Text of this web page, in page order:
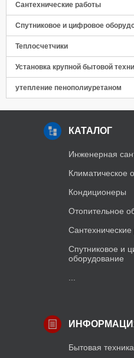
Сантехнические работы
Спутниковое и цифровое
Теплосчетчики
Установка крупной бытовой
утепление пенополиуретаном
КАТАЛОГ
Инженерная
Климатическое
Кондиционеры
Отопительное
Спутниковое и
оборудование
Бытовая техника